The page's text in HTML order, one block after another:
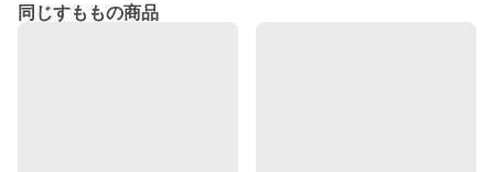
同じすももの商品